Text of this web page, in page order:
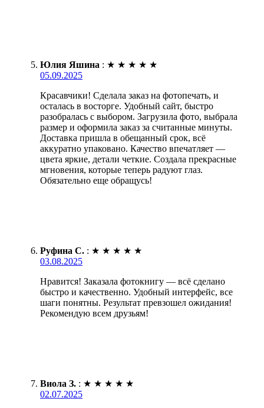
Юлия Яшина : ★ ★ ★ ★ ★
05.09.2025
Красавчики! Сделала заказ на фотопечать, и
осталась в восторге. Удобный сайт, быстро
разобралась с выбором. Загрузила фото, выбрала
размер и оформила заказ за считанные минуты.
Доставка пришла в обещанный срок, всё
аккуратно упаковано. Качество впечатляет —
цвета яркие, детали четкие. Создала прекрасные
мгновения, которые теперь радуют глаз.
Обязательно еще обращусь!
Руфина С. : ★ ★ ★ ★ ★
03.08.2025
Нравится! Заказала фотокнигу — всё сделано
быстро и качественно. Удобный интерфейс, все
шаги понятны. Результат превзошел ожидания!
Рекомендую всем друзьям!
Виола З. : ★ ★ ★ ★ ★
02.07.2025